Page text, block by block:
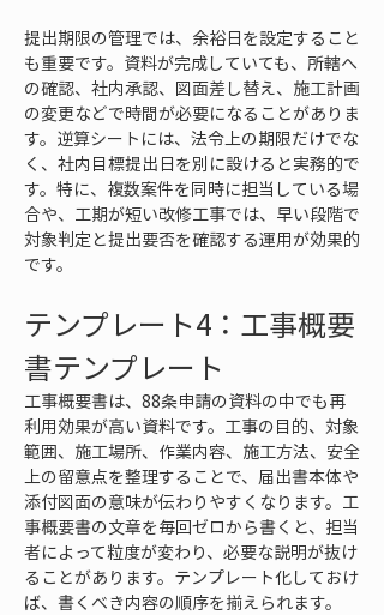
提出期限の管理では、余裕日を設定すること
も重要です。資料が完成していても、所轄へ
の確認、社内承認、図面差し替え、施工計画
の変更などで時間が必要になることがありま
す。逆算シートには、法令上の期限だけでな
く、社内目標提出日を別に設けると実務的で
す。特に、複数案件を同時に担当している場
合や、工期が短い改修工事では、早い段階で
対象判定と提出要否を確認する運用が効果的
です。
テンプレート4：工事概要
書テンプレート
工事概要書は、88条申請の資料の中でも再
利用効果が高い資料です。工事の目的、対象
範囲、施工場所、作業内容、施工方法、安全
上の留意点を整理することで、届出書本体や
添付図面の意味が伝わりやすくなります。工
事概要書の文章を毎回ゼロから書くと、担当
者によって粒度が変わり、必要な説明が抜け
ることがあります。テンプレート化しておけ
ば、書くべき内容の順序を揃えられます。